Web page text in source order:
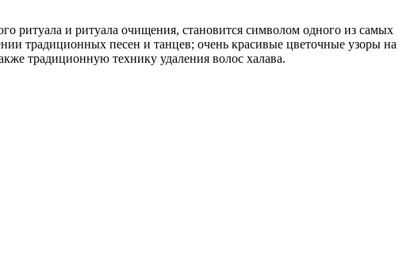
ритуала и ритуала очищения, становится символом одного из самых
традиционных песен и танцев; очень красивые цветочные узоры на
традиционную технику удаления волос халава.